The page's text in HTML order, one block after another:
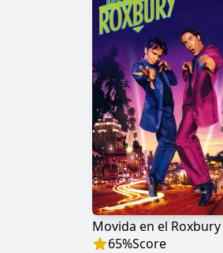
Movida en el Roxbury
65%Score